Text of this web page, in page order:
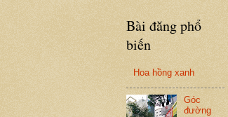
Bài đăng phổ
biến
Hoa hồng xanh
Góc
đường